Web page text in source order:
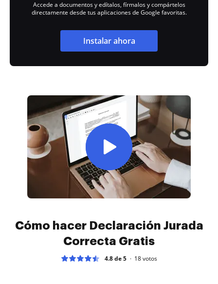
Accede a documentos y edítalos, fírmalos y compártelos
directamente desde tus aplicaciones de Google favoritas.
Instalar ahora
Cómo hacer Declaración Jurada
Correcta Gratis
4.8 de 5 18votos